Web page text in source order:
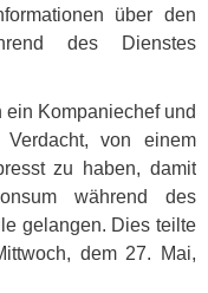
über den
des Dienstes
ein Kompaniechef und
von einem
zu haben, damit
während des
gelangen. Dies teilte
dem 27. Mai,